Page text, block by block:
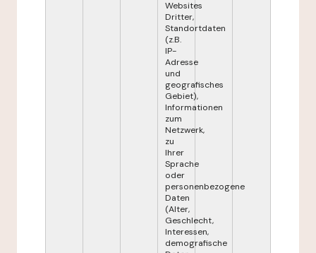
Websites
Dritter,
Standortdaten
(z.B.
IP-
Adresse
und
geografisches
Gebiet),
Informationen
zum
Netzwerk,
zu
Ihrer
Sprache
oder
personenbezogene
Daten
(Alter,
Geschlecht,
Interessen,
demografische